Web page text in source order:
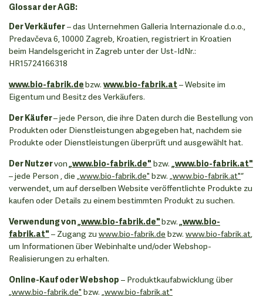
Glossar der AGB:
Der Verkäufer– das Unternehmen Galleria Internazionale d.o.o.,
Predavčeva 6, 10000 Zagreb, Kroatien, registriert in Kroatien
beim Handelsgericht in Zagreb unter der Ust-IdNr.:
HR15724166318
www.bio-fabrik.debzw. www.bio-fabrik.at– Website im
Eigentum und Besitz des Verkäufers.
Der Käufer– jede Person, die ihre Daten durch die Bestellung von
Produkten oder Dienstleistungen abgegeben hat, nachdem sie
Produkte oder Dienstleistungen überprüft und ausgewählt hat.
Der Nutzervon„www.bio-fabrik.de" bzw. „www.bio-fabrik.at"
– jede Person , die „www.bio-fabrik.de" bzw. „www.bio-fabrik.at"“
verwendet, um auf derselben Website veröffentlichte Produkte zu
kaufen oder Details zu einem bestimmten Produkt zu suchen.
Verwendung von„www.bio-fabrik.de"bzw.„www.bio-
fabrik.at" – Zugang zu www.bio-fabrik.de bzw. www.bio-fabrik.at,
um Informationen über Webinhalte und/oder Webshop-
Realisierungen zu erhalten.
Online-Kauf oder Webshop – Produktkaufabwicklung über
„www.bio-fabrik.de" bzw. „www.bio-fabrik.at"